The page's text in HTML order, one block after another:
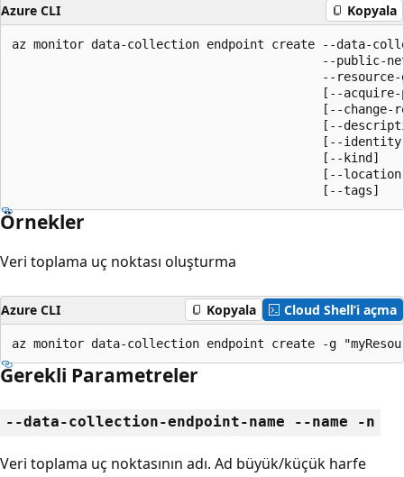
Azure CLI Kopyala
az monitor data-collection endpoint create --data-
--public-
--
[--
[--change-
[--
[--
                                           [--kind]
[--
                                           [--tags]
Örnekler
Veri toplama uç noktası oluşturma
Azure CLI Kopyala Cloud Shell’i açma
az monitor data-collection endpoint create -g
Gerekli Parametreler
--data-collection-endpoint-name --name -n
Veri toplama uç noktasının adı. Ad büyük/küçük harfe